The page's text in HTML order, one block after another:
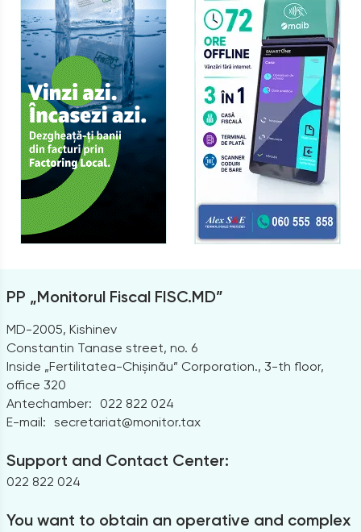
PP „Monitorul Fiscal FISC.MD”
MD-2005, Kishinev
Constantin Tanase street, no. 6
Inside „Fertilitatea-Chișinău” Corporation., 3-th floor,
office 320
Antechamber:
022 822 024
E-mail: secretariat@monitor.tax
Support and Contact Center:
022 822 024
You want to obtain an operative and complex